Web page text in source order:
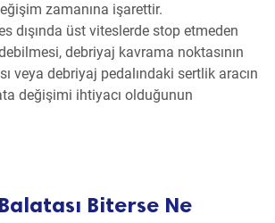
zamanına işarettir.
dışında üst viteslerde stop etmeden
debriyaj kavrama noktasının
veya debriyaj pedalındaki sertlik aracın
değişimi ihtiyacı olduğunun
Biterse Ne